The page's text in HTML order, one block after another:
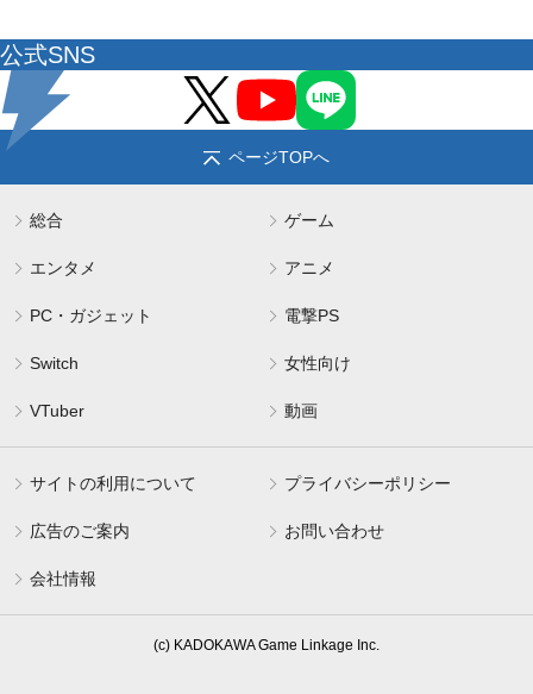
公式SNS
ページTOPへ
総合 ゲーム
エンタメ アニメ
PC・ガジェット 電撃PS
Switch 女性向け
VTuber 動画
サイトの利用について プライバシーポリシー
広告のご案内 お問い合わせ
会社情報
(c) KADOKAWA Game Linkage Inc.